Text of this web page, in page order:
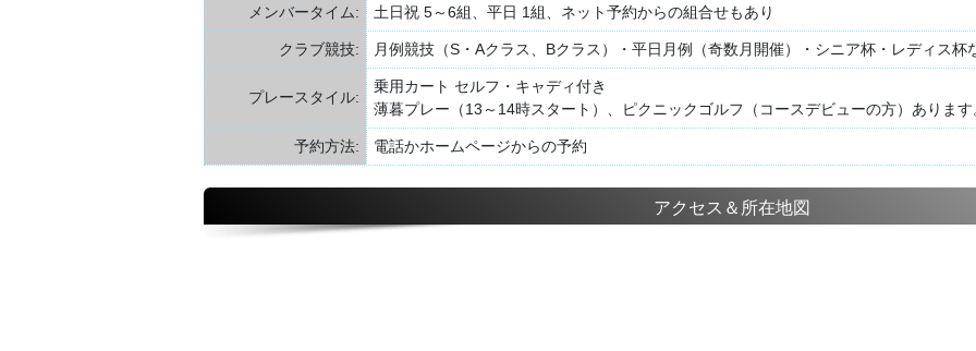
メンバータイム: 土日祝 5～6組、平日 1組、ネット予約からの組合せもあり
クラブ競技: 月例競技（S・Aクラス、Bクラス）・平日月例（奇数月開催）・シニア杯・レディス杯
プレースタイル:
乗用カート セルフ・キャディ付き
薄暮プレー（13～14時スタート）、ピクニックゴルフ（コースデビューの方）あります
予約方法: 電話かホームページからの予約
アクセス＆所在地図